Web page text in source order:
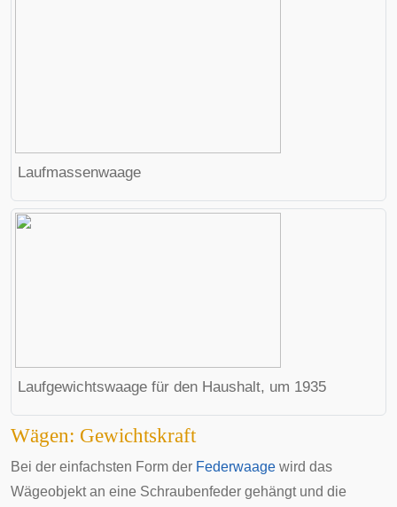
Laufmassenwaage
Laufgewichtswaage für den Haushalt, um 1935
Wägen: Gewichtskraft
Bei der einfachsten Form der Federwaage wird das
Wägeobjekt an eine Schraubenfeder gehängt und die